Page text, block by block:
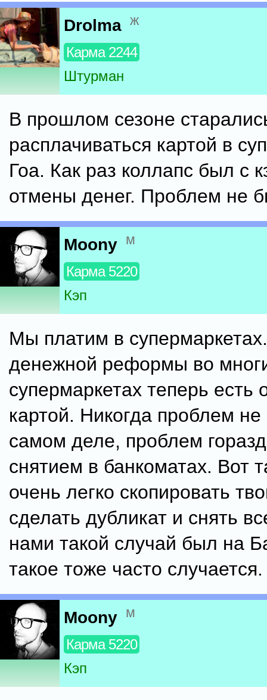
Drolma ж
Карма 2244
Штурман
В прошлом сезоне
расплачиваться картой в
Гоа. Как раз коллапс был с
отмены денег. Проблем не
Moony м
Карма 5220
Кэп
Мы платим в
денежной реформы во
супермаркетах теперь есть
картой. Никогда проблем
самом деле, проблем
снятием в банкоматах. Вот
очень легко скопировать
сделать дубликат и снять
нами такой случай был на
такое тоже часто случается.
Moony м
Карма 5220
Кэп